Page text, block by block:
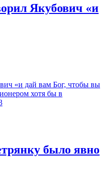
Якубович «и
«и дай вам Бог, чтобы вы
хотя бы в
было явно